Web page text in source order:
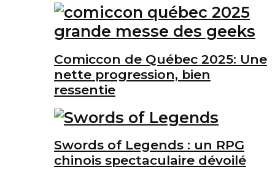
Comiccon de Québec 2025: Une
nette progression, bien
ressentie
Swords of Legends : un RPG
chinois spectaculaire dévoilé